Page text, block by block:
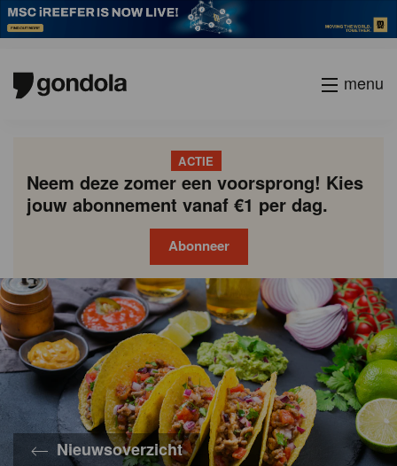
menu
ACTIE
Neem deze zomer een voorsprong! Kies
jouw abonnement vanaf €1 per dag.
Abonneer
Nieuwsoverzicht
Gondola
academy
Gondola
society